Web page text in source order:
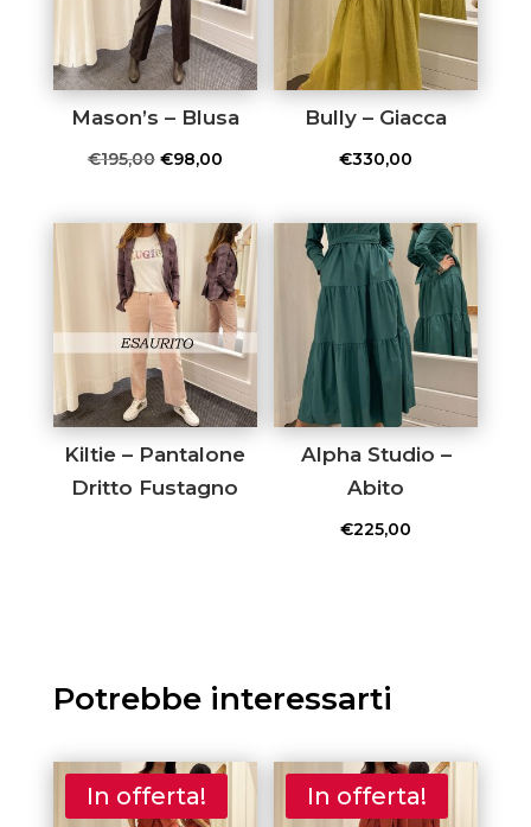
Mason’s – Blusa
€195,00 Il
originale
era:
€195,00.
€98,00Il
attuale
è:
€98,00.
Bully – Giacca
€330,00
Kiltie – Pantalone
Dritto Fustagno
Alpha Studio –
Abito
€225,00
Potrebbe interessarti
In offerta! In offerta!